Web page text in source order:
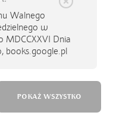
Walnego
w
MDCCXXVI Dnia
books.google.pl
POKAŻ WSZYSTKO